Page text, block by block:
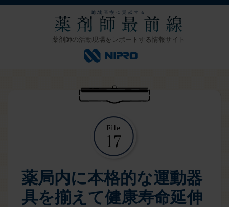
薬剤師の活動現場をレポートする情報サイト
薬局内に本格的な運動器
具を揃えて健康寿命延伸